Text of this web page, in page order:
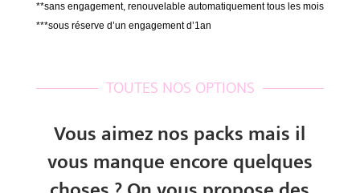
**sans engagement, renouvelable automatiquement tous les mois
***sous réserve d’un engagement d’1an
TOUTES NOS OPTIONS
Vous aimez nos packs mais il
vous manque encore quelques